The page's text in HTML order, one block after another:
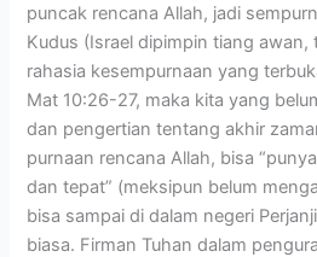
puncak rencana Allah, jadi
Kudus (Israel dipimpin tiang awan,
rahasia kesempurnaan yang
Mat 10:26-27, maka kita yang
dan pengertian tentang akhir
purnaan rencana Allah, bisa
dan tepat” (meksipun belum
bisa sampai di dalam negeri
biasa. Firman Tuhan dalam